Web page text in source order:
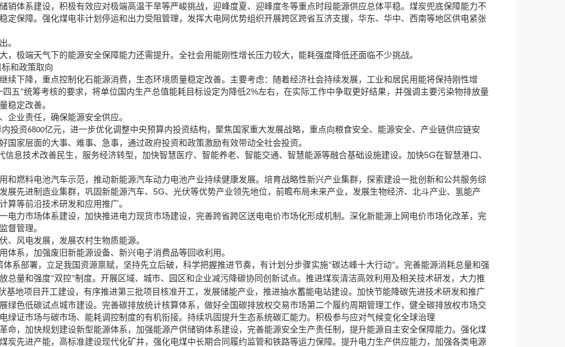
销体系建设， 积极有效应对极端高温干旱等严峻挑战， 迎峰度夏、迎峰度冬等重点时段能源供应总体平稳。煤炭兜底保障能力不
定保障。强化煤电非计划停运和出力受阻管理 ， 发挥大电网优势组织开展跨区跨省互济支援， 华东、华中、西南等地区供电紧张
。
， 极端天气下的能源安全保障能力还需提升。全社会用能刚性增长压力较大，
能耗强度降低还面临不少挑战。
和政策取向
续下降， 重点控制化石能源消费 ， 生态环境质量稳定改善。主要考虑 ： 随着经济社会持续发展，
工业和居民用能将保持刚性增
四五”统筹考核的要求， 将单位国内生产总值能耗目标设定为降低2%左右， 在实际工作中争取更好结果， 并强调主要污染物排放量
稳定改善。
企业责任， 确保能源安全供应。
投资6800亿元， 进一步优化调整中央预算内投资结构， 聚焦国家重大发展战略， 重点向粮食安全、能源安全、产业链供应链安
国家层面的大事、难事、急事， 通过政府投资和政策激励有效带动全社会投资。
信息技术改善民生， 服务经济转型 ， 加快智慧医疗、智能养老、智能交通、智慧能源等融合基础设施建设。加快5G在智慧港口、
和燃料电池汽车示范， 推动新能源汽车动力电池产业持续健康发展。培育战略性新兴产业集群， 探索建设一批创新和公共服务综
展先进制造业集群， 巩固新能源汽车、 5G、光伏等优势产业领先地位 ， 前瞻布局未来产业 ，
发展生物经济、北斗产业、氢能产
算等前沿技术研发和应用推广。
电力市场体系建设， 加快推进电力现货市场建设， 完善跨省跨区送电电价市场化形成机制。深化新能源上网电价市场化改革 ， 完
督管理。
、风电发展，
发展农村生物质能源。
体系， 加强废旧新能源设备、新兴电子消费品等回收利用。
体系部署， 立足我国资源禀赋， 坚持先立后破 ， 科学把握推进节奏， 有计划分步骤实施“碳达峰十大行动”。完善能源消耗总量和强
总量和强度“双控”制度。开展区域、城市、园区和企业减污降碳协同创新试点。推进煤炭清洁高效利用及相关技术研发 ， 大力推
基地项目开工建设， 有序推进第三批项目核准开工 ， 发展储能产业 ， 推进抽水蓄能电站建设。加快节能降碳先进技术研发和推广
绿色低碳试点城市建设。完善碳排放统计核算体系 ， 做好全国碳排放权交易市场第二个履约周期管理工作， 健全碳排放权市场交
绿证市场与碳市场、能耗调控制度的有机衔接。持续巩固提升生态系统碳汇能力。积极参与应对气候变化全球治理
命， 加快规划建设新型能源体系 ， 加强能源产供储销体系建设， 完善能源安全生产责任制 ， 提升能源自主安全保障能力。强化煤
炭先进产能， 高标准建设现代化矿井， 强化电煤中长期合同履约监管和铁路等运力保障。提升电力生产供应能力 ， 加强各类电源